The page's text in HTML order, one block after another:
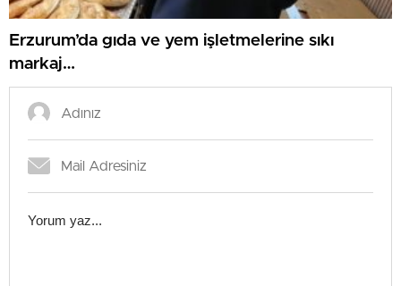
Erzurum’da gıda ve yem işletmelerine sıkı
markaj…